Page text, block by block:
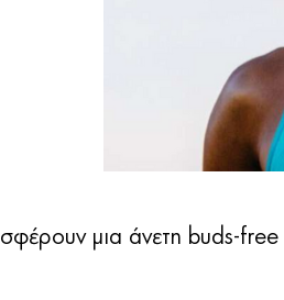
μια άνετη buds-free